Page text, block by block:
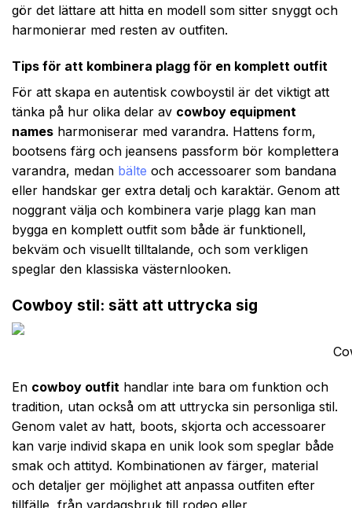
gör det lättare att hitta en modell som sitter snyggt och
harmonierar med resten av outfiten.
Tips för att kombinera plagg för en komplett outfit
För att skapa en autentisk cowboystil är det viktigt att
tänka på hur olika delar av cowboy equipment
names harmoniserar med varandra. Hattens form,
bootsens färg och jeansens passform bör komplettera
varandra, medan bälte och accessoarer som bandana
eller handskar ger extra detalj och karaktär. Genom att
noggrant välja och kombinera varje plagg kan man
bygga en komplett outfit som både är funktionell,
bekväm och visuellt tilltalande, och som verkligen
speglar den klassiska västernlooken.
Cowboy stil: sätt att uttrycka sig
En cowboy outfit handlar inte bara om funktion och
tradition, utan också om att uttrycka sin personliga stil.
Genom valet av hatt, boots, skjorta och accessoarer
kan varje individ skapa en unik look som speglar både
smak och attityd. Kombinationen av färger, material
och detaljer ger möjlighet att anpassa outfiten efter